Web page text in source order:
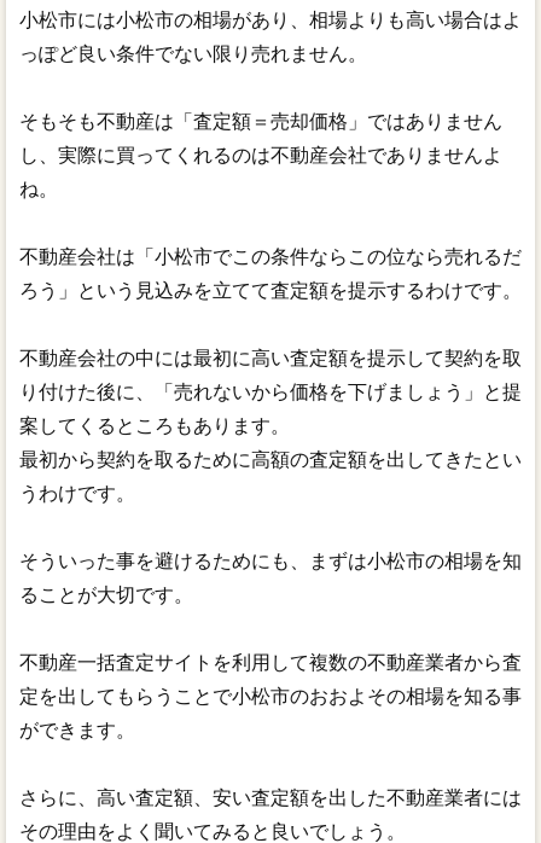
小松市には小松市の相場があり、相場よりも高い場合はよ
っぽど良い条件でない限り売れません。
そもそも不動産は「査定額＝売却価格」ではありません
し、実際に買ってくれるのは不動産会社でありませんよ
ね。
不動産会社は「小松市でこの条件ならこの位なら売れるだ
ろう」という見込みを立てて査定額を提示するわけです。
不動産会社の中には最初に高い査定額を提示して契約を取
り付けた後に、「売れないから価格を下げましょう」と提
案してくるところもあります。
最初から契約を取るために高額の査定額を出してきたとい
うわけです。
そういった事を避けるためにも、まずは小松市の相場を知
ることが大切です。
不動産一括査定サイトを利用して複数の不動産業者から査
定を出してもらうことで小松市のおおよその相場を知る事
ができます。
さらに、高い査定額、安い査定額を出した不動産業者には
その理由をよく聞いてみると良いでしょう。